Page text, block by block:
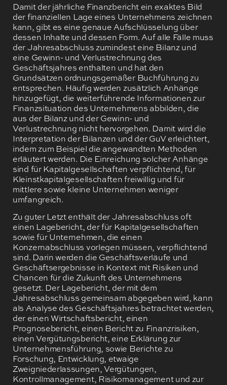
Damit der jährliche Finanzbericht ein exaktes Bild
der finanziellen Lage eines Unternehmens zeichnen
kann, gibt es eine genaue Aufschlüsselung über
dessen Inhalte und dessen Form. Auf alle Fälle muss
der Jahresabschluss zumindest eine Bilanz und
eine Gewinn- und Verlustrechnung des
Geschäftsjahres enthalten und hat den
Grundsätzen ordnungsgemäßer Buchführung zu
entsprechen. Häufig werden zusätzlich Anhänge
hinzugefügt, die weiterführende Informationen zur
Finanzsituation des Unternehmens abbilden, die
aus der Bilanz und der Gewinn- und
Verlustrechnung nicht hervorgehen. Damit wird die
Interpretation der Bilanzen und der GuV erleichtert,
indem zum Beispiel die angewandten Methoden
erläutert werden. Die Einreichung solcher Anhänge
sind für Kapitalgesellschaften verpflichtend, für
Kleinstkapitalgesellschaften freiwillig und für
mittlere sowie kleine Unternehmen weniger
umfangreich.
Zu guter Letzt enthält der Jahresabschluss oft
einen Lagebericht, der für Kapitalgesellschaften
sowie für Unternehmen, die einen
Konzernabschluss vorlegen müssen, verpflichtend
sind. Darin werden die Geschäftsverläufe und
Geschäftsergebnisse in Kontext mit Risiken und
Chancen für die Zukunft des Unternehmens
gesetzt. Der Lagebericht, der mit dem
Jahresabschluss gemeinsam abgegeben wird, kann
als Analyse des Geschäftsjahres betrachtet werden,
der einen Wirtschaftsbericht, einen
Prognosebericht, einen Bericht zu Finanzrisiken,
einen Vergütungsbericht, eine Erklärung zur
Unternehmensführung, sowie Berichte zu
Forschung, Entwicklung, etwaige
Zweigniederlassungen, Vergütungen,
Kontrollmanagement, Risikomanagement und zur